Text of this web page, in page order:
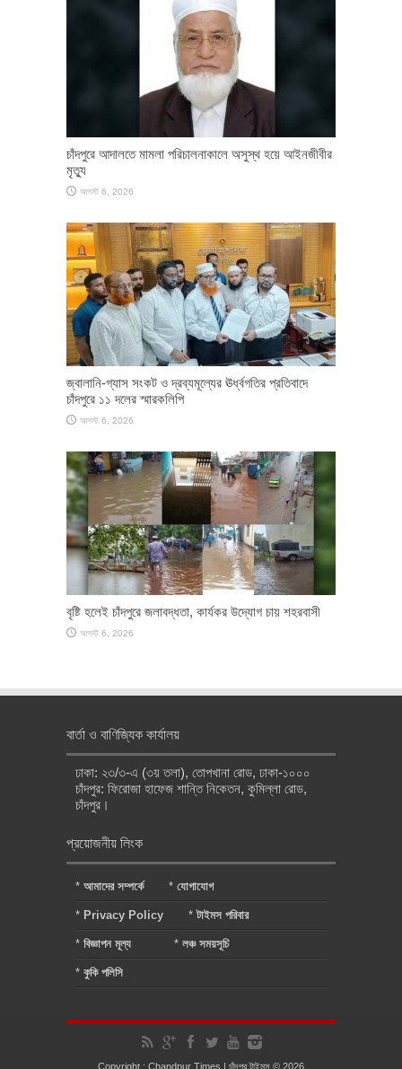
চাঁদপুরে আদালতে মামলা পরিচালনাকালে অসুস্থ হয়ে আইনজীবীর
মৃত্যু
আগস্ট 6, 2026
জ্বালানি-গ্যাস সংকট ও দ্রব্যমূল্যের ঊর্ধ্বগতির প্রতিবাদে
চাঁদপুরে ১১ দলের স্মারকলিপি
আগস্ট 6, 2026
বৃষ্টি হলেই চাঁদপুরে জলাবদ্ধতা, কার্যকর উদ্যোগ চায় শহরবাসী
আগস্ট 6, 2026
বার্তা ও বাণিজ্যিক কার্যালয়
ঢাকা: ২৩/৩-এ (৩য় তলা), তোপখানা রোড, ঢাকা-১০০০
চাঁদপুর: ফিরোজা হাফেজ শান্তি নিকেতন, কুমিল্লা রোড,
চাঁদপুর।
প্রয়োজনীয় লিংক
* আমাদের সম্পর্কে * যোগাযোগ
* Privacy Policy *টাইমস পরিবার
* বিজ্ঞাপন মূল্য * লঞ্চ সময়সূচি
* কুকি পলিসি
Copyright : Chandpur Times | চাঁদপুর টাইমস © 2026